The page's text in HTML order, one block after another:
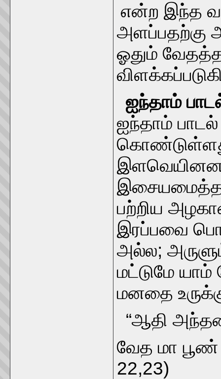
என்ற இந்த
அளப்பதற்கு
ஓதும்
ஐந்தாம்
ஐந்தாம்
பற்றிய
இரப்பவை
அல்ல;
மட்டுமே
மனதை
“ஆதி
வேத மா
22,23)